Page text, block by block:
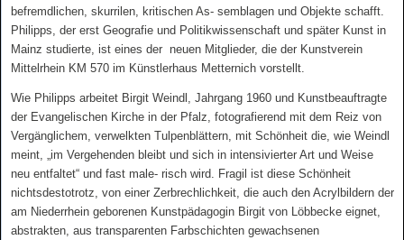
befremdlichen, skurrilen, kritischen As‐ semblagen und Objekte schafft.
Philipps, der erst Geografie und Politikwissenschaft und später Kunst in
Mainz studierte, ist eines der neuen Mitglieder, die der Kunstverein
Mittelrhein KM 570 im Künstlerhaus Metternich vorstellt.
Wie Philipps arbeitet Birgit Weindl, Jahrgang 1960 und Kunstbeauftragte
der Evangelischen Kirche in der Pfalz, fotografierend mit dem Reiz von
Vergänglichem, verwelkten Tulpenblättern, mit Schönheit die, wie Weindl
meint, „im Vergehenden bleibt und sich in intensivierter Art und Weise
neu entfaltet“ und fast male‐ risch wird. Fragil ist diese Schönheit
nichtsdestotrotz, von einer Zerbrechlichkeit, die auch den Acrylbildern der
am Niederrhein geborenen Kunstpädagogin Birgit von Löbbecke eignet,
abstrakten, aus transparenten Farbschichten gewachsenen